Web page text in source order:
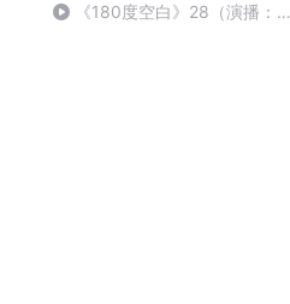
《180度空白》28（演播：一